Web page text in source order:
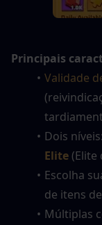
Principais
Validade
Dois níveis:
Elite (Elite
Escolha
de itens
Múltiplas